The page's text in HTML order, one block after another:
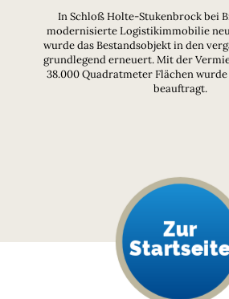
In Schloß Holte-Stukenbrock bei
modernisierte Logistikimmobilie
wurde das Bestandsobjekt in den
grundlegend erneuert. Mit der
38.000 Quadratmeter Flächen
beauftragt.
Zur